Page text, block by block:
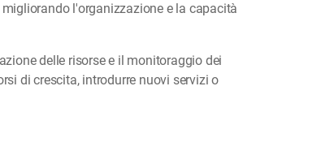
l'organizzazione e la capacità
delle risorse e il monitoraggio dei
di crescita, introdurre nuovi servizi o